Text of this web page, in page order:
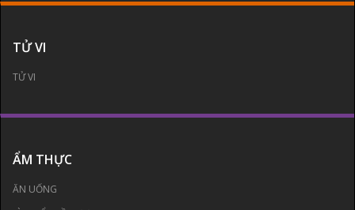
TỬ VI
TỬ VI
ẨM THỰC
ĂN UỐNG